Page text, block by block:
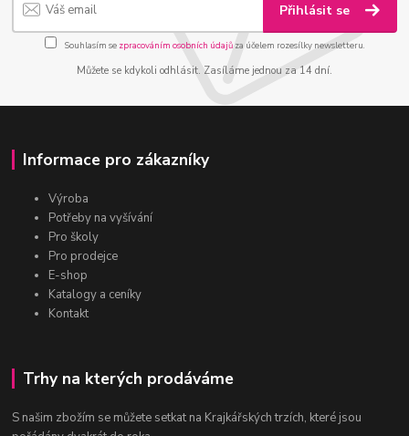
Přihlásit se
Souhlasím se zpracováním osobních údajůza účelem rozesílky newsletteru.
Můžete se kdykoli odhlásit. Zasíláme jednou za 14 dní.
Informace pro zákazníky
Výroba
Potřeby na vyšívání
Pro školy
Pro prodejce
E-shop
Katalogy a ceníky
Kontakt
Trhy na kterých prodáváme
S našim zbožím se můžete setkat na Krajkářských trzích, které jsou